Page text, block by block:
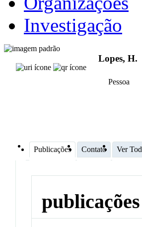
Investigação
Lopes, H.
Pessoa
Publicações Contato Ver